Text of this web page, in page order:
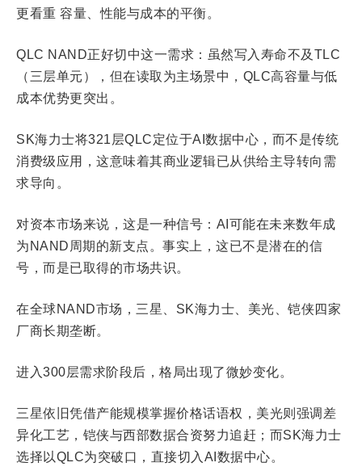
更看重 容量、性能与成本的平衡。
QLC NAND正好切中这一需求：虽然写入寿命不及TLC
（三层单元），但在读取为主场景中，QLC高容量与低
成本优势更突出。
SK海力士将321层QLC定位于AI数据中心，而不是传统
消费级应用，这意味着其商业逻辑已从供给主导转向需
求导向。
对资本市场来说，这是一种信号：AI可能在未来数年成
为NAND周期的新支点。事实上，这已不是潜在的信
号，而是已取得的市场共识。
在全球NAND市场，三星、SK海力士、美光、铠侠四家
厂商长期垄断。
进入300层需求阶段后，格局出现了微妙变化。
三星依旧凭借产能规模掌握价格话语权，美光则强调差
异化工艺，铠侠与西部数据合资努力追赶；而SK海力士
选择以QLC为突破口，直接切入AI数据中心。